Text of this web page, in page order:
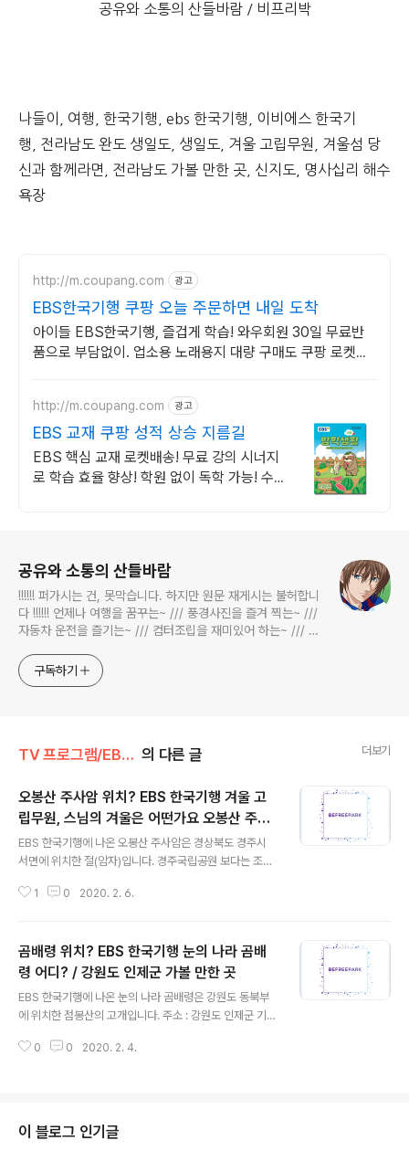
공유와 소통의 산들바람 / 비프리박
나들이, 여행, 한국기행, ebs 한국기행, 이비에스 한국기
행, 전라남도 완도 생일도, 생일도, 겨울 고립무원, 겨울섬 당
신과 함께라면, 전라남도 가볼 만한 곳, 신지도, 명사십리 해수
욕장
http://m.coupang.com 광고
EBS한국기행 쿠팡 오늘 주문하면 내일 도착
아이들 EBS한국기행, 즐겁게 학습! 와우회원 30일 무료반
품으로 부담없이. 업소용 노래용지 대량 구매도 쿠팡 로켓배
http://m.coupang.com 광고
EBS 교재 쿠팡 성적 상승 지름길
EBS 핵심 교재 로켓배송! 무료 강의 시너지
로 학습 효율 향상! 학원 없이 독학 가능! 수
공유와 소통의 산들바람
!!!!!! 퍼가시는 건, 못막습니다. 하지만 원문 재게시는 불허합니
다 !!!!!! 언제나 여행을 꿈꾸는~ /// 풍경사진을 즐겨 찍는~ ///
자동차 운전을 즐기는~ /// 컴터조립을 재미있어 하는~ /// 고
식하는 미드가 있는~ /// 사회적 이슈에 발언하는~ 不老巨
구독하기
TV 프로그램/EBS 한국기행 의 다른 글 더보기
오봉산 주사암 위치? EBS 한국기행 겨울 고
립무원, 스님의 겨울은 어떤가요 오봉산 주사
암 어디? / 경상북도 경주시 가볼 만한 곳, 경
북 경주 여행
EBS 한국기행에 나온 오봉산 주사암은 경상북도 경주시
서면에 위치한 절(암자)입니다. 경주국립공원 보다는 조금
사암 주소 : 경북 경주시 서면 도계서오길 251-355 (지
떤가요? 다음은 EBS 방송국 홈페이지의 한국기행 프로그
램 회차 설명의 일부입니다. " ... 경북 경주, 굽이굽이 산길
을 숨차게 올라 다다른 오봉산 꼭대기엔 주사암이 있다. 그
곳에 홀로 사찰을 지키며 긴 겨울을 보내는 효웅 스님. 고독
목수, 화가, 요리사… 하루에도 수십 번 직업이 바뀐다는..
1 0 2020. 2. 6.
곰배령 위치? EBS 한국기행 눈의 나라 곰배
령 어디? / 강원도 인제군 가볼 만한 곳
EBS 한국기행에 나온 눈의 나라 곰배령은 강원도 동북부
에 위치한 점봉산의 고개입니다. 주소 : 강원도 인제군 기린
점봉산 봉우리 조금 아래쪽에 있고요. 고속도로를 이용하
마을, 곰배령아트하우스 쪽으로 방향을 잡아 올라가면 곰
배령입니다. TV방영 - 2020년 2월 4일 EBS '한국기행'
0 0 2020. 2. 4.
이 블로그 인기글